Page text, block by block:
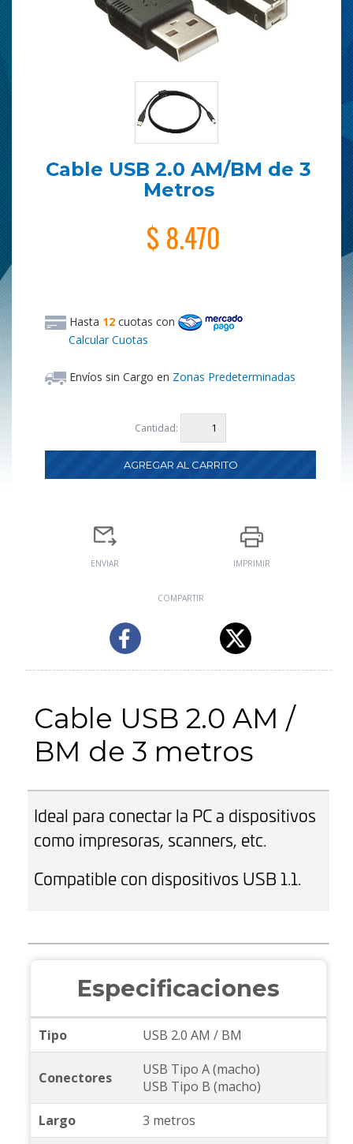
Cable USB 2.0 AM/BM de 3
Metros
$ 8.470
Hasta 12 cuotas con
Calcular Cuotas
Envíos sin Cargo en Zonas Predeterminadas
Cantidad:
ENVIAR IMPRIMIR
COMPARTIR
Cable USB 2.0 AM /
BM de 3 metros
Ideal para conectar la PC a dispositivos
como impresoras, scanners, etc.
Compatible con dispositivos USB 1.1.
Especificaciones
Tipo USB 2.0 AM / BM
Conectores
USB Tipo A (macho)
USB Tipo B (macho)
Largo
3 metros